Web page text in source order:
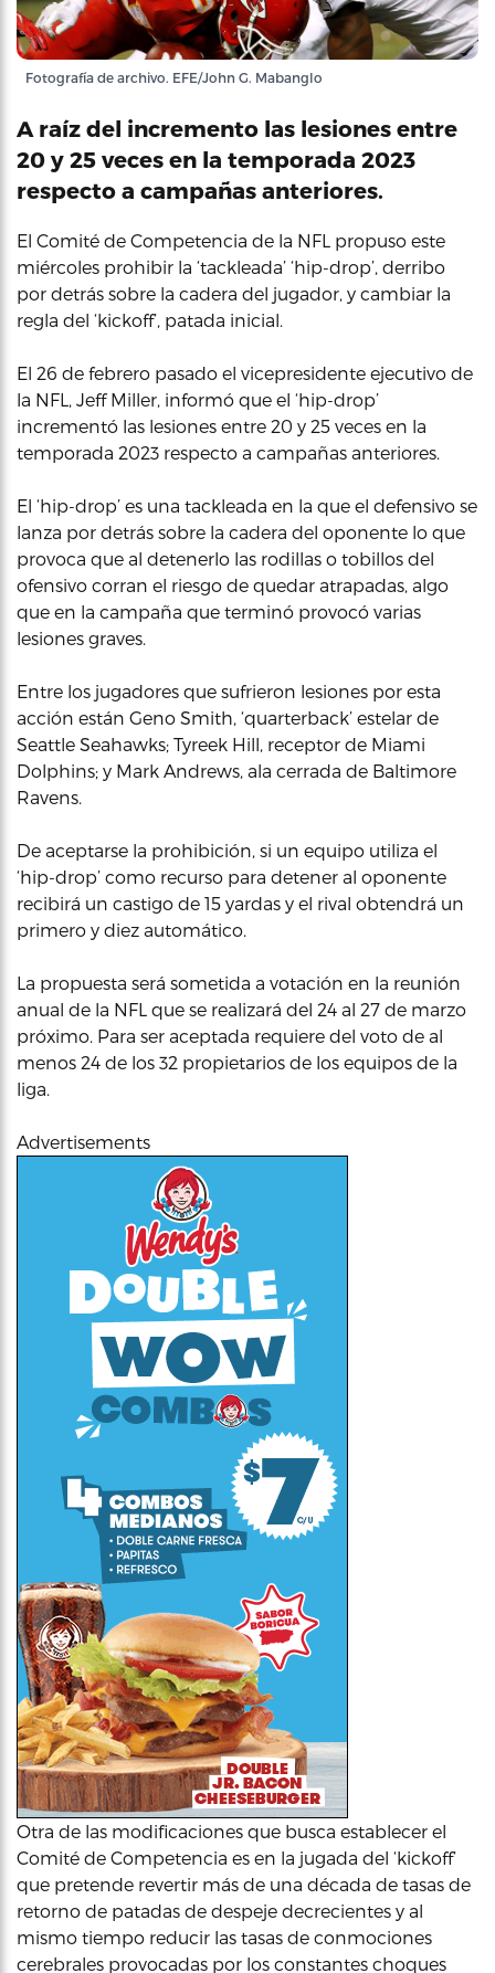
Fotografía de archivo. EFE/John G. Mabanglo
A raíz del incremento las lesiones entre
20 y 25 veces en la temporada 2023
respecto a campañas anteriores.
El Comité de Competencia de la NFL propuso este
miércoles prohibir la ‘tackleada’ ‘hip-drop’, derribo
por detrás sobre la cadera del jugador, y cambiar la
regla del ‘kickoff’, patada inicial.
El 26 de febrero pasado el vicepresidente ejecutivo de
la NFL, Jeff Miller, informó que el ‘hip-drop’
incrementó las lesiones entre 20 y 25 veces en la
temporada 2023 respecto a campañas anteriores.
El ‘hip-drop’ es una tackleada en la que el defensivo se
lanza por detrás sobre la cadera del oponente lo que
provoca que al detenerlo las rodillas o tobillos del
ofensivo corran el riesgo de quedar atrapadas, algo
que en la campaña que terminó provocó varias
lesiones graves.
Entre los jugadores que sufrieron lesiones por esta
acción están Geno Smith, ‘quarterback’ estelar de
Seattle Seahawks; Tyreek Hill, receptor de Miami
Dolphins; y Mark Andrews, ala cerrada de Baltimore
Ravens.
De aceptarse la prohibición, si un equipo utiliza el
‘hip-drop’ como recurso para detener al oponente
recibirá un castigo de 15 yardas y el rival obtendrá un
primero y diez automático.
La propuesta será sometida a votación en la reunión
anual de la NFL que se realizará del 24 al 27 de marzo
próximo. Para ser aceptada requiere del voto de al
menos 24 de los 32 propietarios de los equipos de la
liga.
Advertisements
Otra de las modificaciones que busca establecer el
Comité de Competencia es en la jugada del ‘kickoff’
que pretende revertir más de una década de tasas de
retorno de patadas de despeje decrecientes y al
mismo tiempo reducir las tasas de conmociones
cerebrales provocadas por los constantes choques